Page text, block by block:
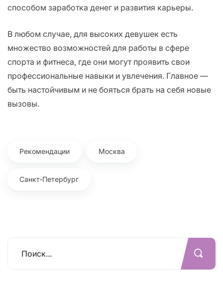
способом заработка денег и развития карьеры.
В любом случае, для высоких девушек есть
множество возможностей для работы в сфере
спорта и фитнеса, где они могут проявить свои
профессиональные навыки и увлечения. Главное —
быть настойчивым и не бояться брать на себя новые
вызовы.
Рекомендации Москва
Санкт-Петербург